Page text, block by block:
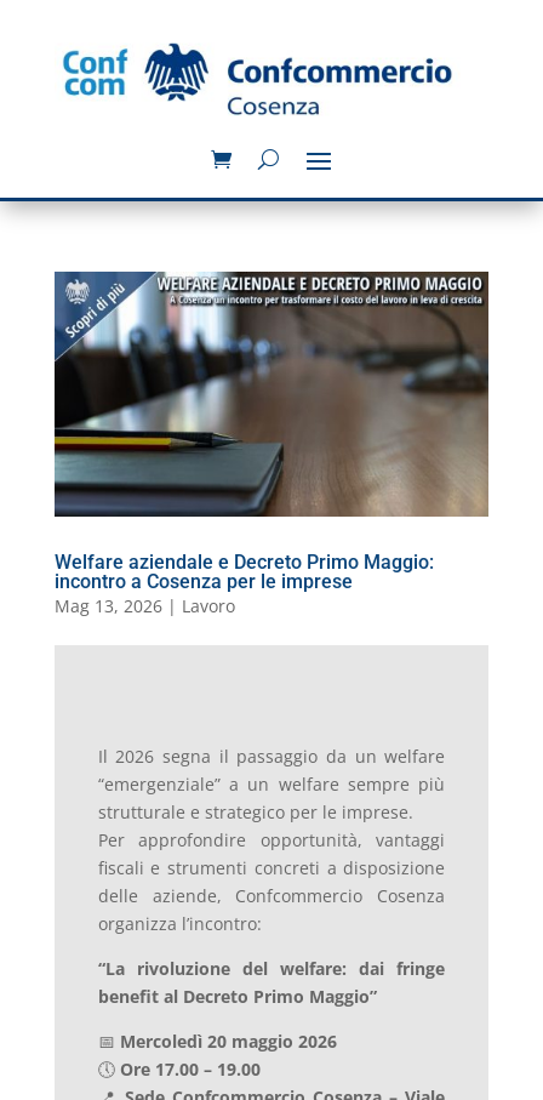
Welfare aziendale e Decreto Primo Maggio:
incontro a Cosenza per le imprese
Mag 13, 2026| Lavoro
Il 2026 segna il passaggio da un welfare
“emergenziale” a un welfare sempre più
strutturale e strategico per le imprese.
Per approfondire opportunità, vantaggi
fiscali e strumenti concreti a disposizione
delle aziende, Confcommercio Cosenza
organizza l’incontro:
“La rivoluzione del welfare: dai fringe
benefit al Decreto Primo Maggio”
📅 Mercoledì 20 maggio 2026
🕔 Ore 17.00 – 19.00